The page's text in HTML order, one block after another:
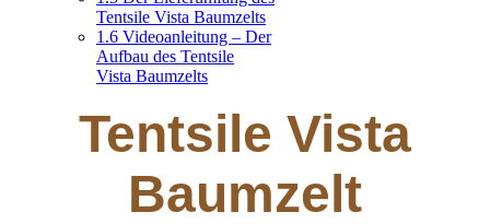
Tentsile Vista Baumzelts
1.6 Videoanleitung – Der
Aufbau des Tentsile
Vista Baumzelts
Tentsile Vista
Baumzelt